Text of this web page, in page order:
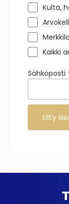
Kulta,
Kaikki
Sähköposti